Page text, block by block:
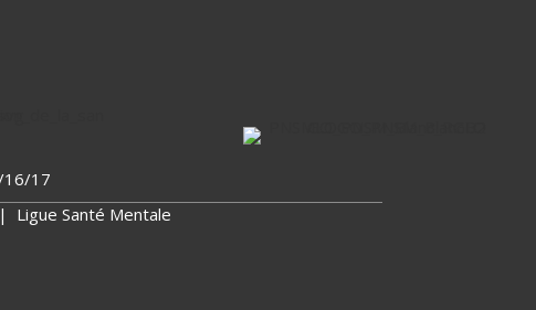
17
| Ligue Santé Mentale